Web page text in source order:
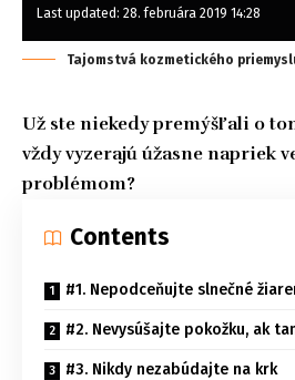
Last updated: 28. februára 2019 14:28
Tajomstvá kozmetického
Už ste niekedy premýšľali o
vždy vyzerajú úžasne napriek
problémom?
Contents
#1. Nepodceňujte slnečné
#2. Nevysúšajte pokožku, ak
#3. Nikdy nezabúdajte na krk